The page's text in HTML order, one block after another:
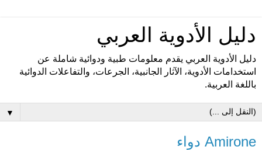
دليل الأدوية العربي
دليل الأدوية العربي يقدم معلومات طبية ودوائية شاملة عن
استخدامات الأدوية، الآثار الجانبية، الجرعات، والتفاعلات الدوائية
باللغة العربية.
▼
Amirone دواء